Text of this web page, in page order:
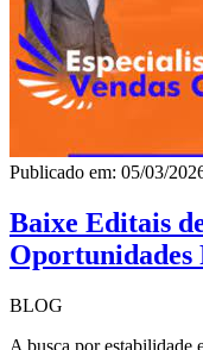
Publicado em: 05/03/
Baixe Editais
Oportunidades
BLOG
A busca por estabilidade